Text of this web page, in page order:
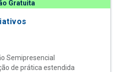
Gratuita
Semipresencial
de prática estendida